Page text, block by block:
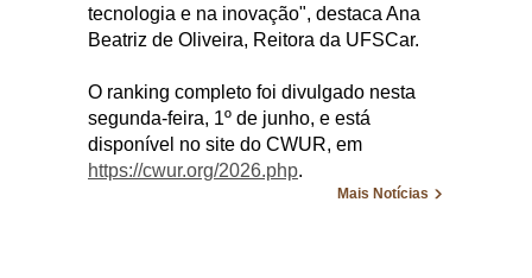
tecnologia e na inovação", destaca Ana
Beatriz de Oliveira, Reitora da UFSCar.
O ranking completo foi divulgado nesta
segunda-feira, 1º de junho, e está
disponível no site do CWUR, em
https://cwur.org/2026.php.
Mais Notícias